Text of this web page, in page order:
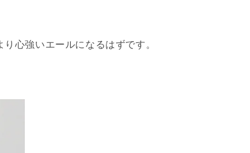
心強いエールになるはずです。